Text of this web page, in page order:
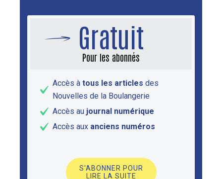
Gratuit
Pour les abonnés
Accès à tous les articles des
Nouvelles de la Boulangerie
Accès au journal numérique
Accès aux anciens numéros
S'ABONNER POUR
LIRE LA SUITE